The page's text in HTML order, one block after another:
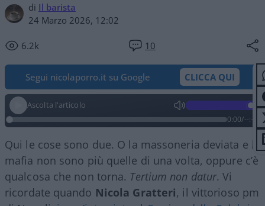
di Il barista
24 Marzo 2026, 12:02
6.2k 10
Segui nicolaporro.it su Google CLICCA QUI
Ascolta l'articolo
0:00/--:--
Qui le cose sono due. O la massoneria deviata e la
mafia non sono più quelle di una volta, oppure c’è
qualcosa che non torna. Tertium non datur. Vi
ricordate quando Nicola Gratteri, il vittorioso pm